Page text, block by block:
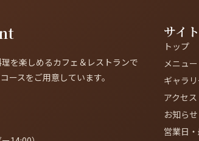
を楽しめるカフェ＆レストランで
ースをご用意しています。
サイ
トップ
メニュー
ギャラ
アクセ
お知らせ
営業日